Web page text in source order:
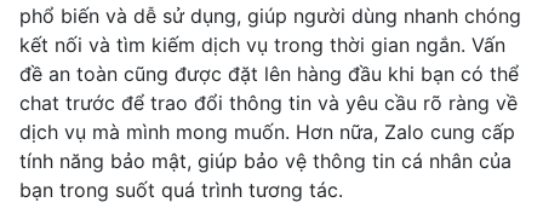
phổ biến và dễ sử dụng, giúp người dùng nhanh chóng
kết nối và tìm kiếm dịch vụ trong thời gian ngắn. Vấn
đề an toàn cũng được đặt lên hàng đầu khi bạn có thể
chat trước để trao đổi thông tin và yêu cầu rõ ràng về
dịch vụ mà mình mong muốn. Hơn nữa, Zalo cung cấp
tính năng bảo mật, giúp bảo vệ thông tin cá nhân của
bạn trong suốt quá trình tương tác.